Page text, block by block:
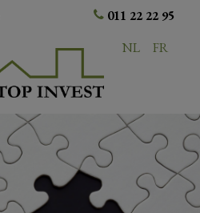
011 22 22 95
NL
FR